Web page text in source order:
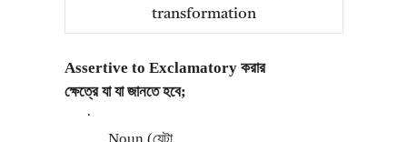
transformation
Assertive to Exclamatory করার
ক্ষেত্রে যা যা জানতে হবে;
·